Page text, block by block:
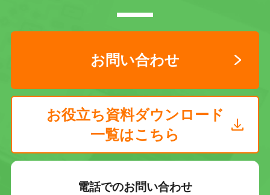
お問い合わせ
お役立ち資料ダウンロード
一覧はこちら
電話でのお問い合わせ